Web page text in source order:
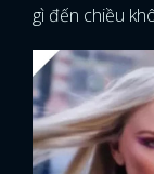
gì đến chiều